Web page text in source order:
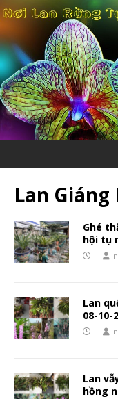
Lan
Ghé
hội tụ
Lan
08-10-
Lan
hồng